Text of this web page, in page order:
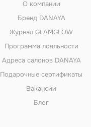
О компании
Бренд DANAYA
Журнал GLAMGLOW
Программа лояльности
Адреса салонов DANAYA
Подарочные сертификаты
Вакансии
Блог